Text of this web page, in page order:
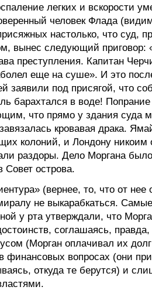
легких и вскорости
человек Флада
настолько, что суд,
вынес следующий приговор:
преступления. Капитан
еще на суше». И это
заявили под присягой, что
барахтался в воде!
что прямо у здания суда
кровавая драка.
колоний, и Лондону никоим
раздоры. Дело Моргана
Совет острова.
(вернее, то, что от нее
не выкарабкаться.
у рта утверждали, что
соглашаясь,
(Морган оплачивал их
финансовых вопросах (они
откуда те берутся) и